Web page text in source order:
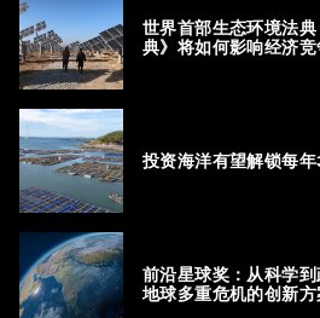
世界首部生态环境法
典》将如何影响经济竞
投资海洋有望解锁每
前沿星球奖：从科学
地球多重危机的创新方